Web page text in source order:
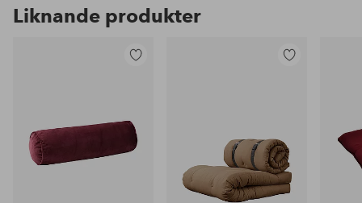
Liknande produkter